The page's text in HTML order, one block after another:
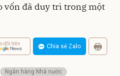
vốn đã duy trì trong một
dõi trên Chia sẻ Zalo
Ngân hàng Nhà nước